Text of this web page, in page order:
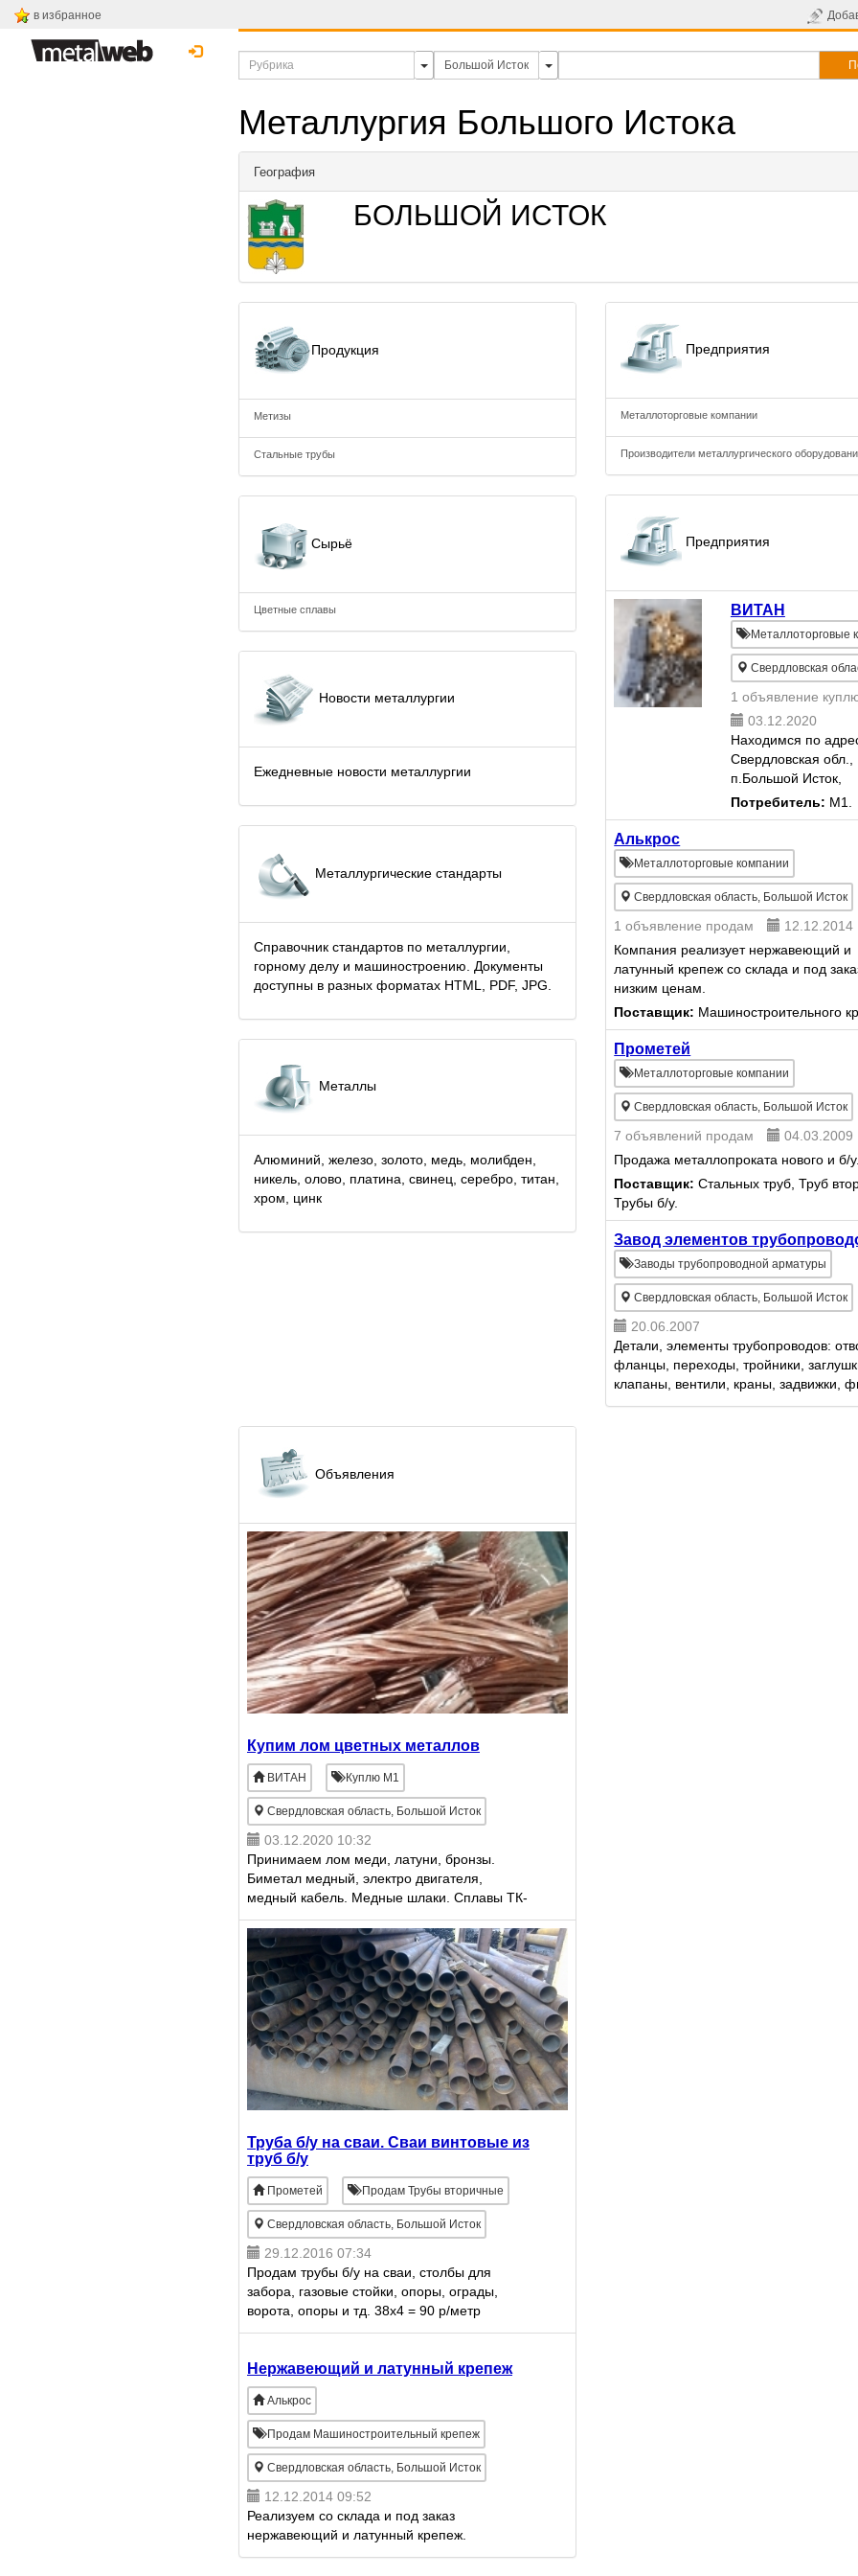
в избранное
Металлургия Большого Истока
География
БОЛЬШОЙ ИСТОК
Продукция
Метизы
Стальные трубы
Сырьё
Цветные сплавы
Новости металлургии
Ежедневные новости металлургии
Металлургические стандарты
Справочник стандартов по металлургии,
горному делу и машиностроению. Документы
доступны в разных форматах HTML, PDF, JPG.
Металлы
Алюминий, железо, золото, медь, молибден,
никель, олово, платина, свинец, серебро, титан,
хром, цинк
Предприятия
Металлоторговые компании
Производители металлургического
Предприятия
ВИТАН
Металлоторговые
Свердловская
1 объявление
03.12.2020
Находимся по
Свердловская обл.,
п.Большой Исток,
ул.Свердлова
Росспецсталь)
Биметал медный,
двигателя, медный
Медные шлаки.
Потребитель: М1.
Алькрос
Металлоторговые компании
Свердловская область, Большой Исток
1 объявление продам
12.12.2014
Компания реализует нержавеющий и
латунный крепеж со склада и под
низким ценам.
Поставщик: Машиностроительного
Прометей
Металлоторговые компании
Свердловская область, Большой Исток
7 объявлений продам
04.03.2009
Продажа металлопроката нового и б/у.
Поставщик: Стальных труб, Труб
Трубы б/у.
Завод элементов
Заводы трубопроводной арматуры
Свердловская область, Большой Исток
20.06.2007
Детали, элементы трубопроводов:
фланцы, переходы, тройники,
клапаны, вентили, краны, задвижки,
Нефтяное и газовое оборудование.
Объявления
Купим лом цветных металлов
ВИТАН Куплю М1
Свердловская область, Большой Исток
03.12.2020 10:32
Принимаем лом меди, латуни, бронзы.
Биметал медный, электро двигателя,
медный кабель. Медные шлаки. Сплавы ТК-
ВК, ВН, ВНЖ, Никель(Н1, НПА, гранула).
Высокие цены! Наличный и безналичный
расчёт. Нах
Труба б/у на сваи. Сваи винтовые из
труб б/у
Прометей Продам Трубы вторичные
Свердловская область, Большой Исток
29.12.2016 07:34
Продам трубы б/у на сваи, столбы для
забора, газовые стойки, опоры, ограды,
ворота, опоры и тд. 38х4 = 90 р/метр
***РЕЗКА В РАЗМЕР*** без обрези! 60х5 = 130
Нержавеющий и латунный крепеж
Алькрос
Продам Машиностроительный крепеж
Свердловская область, Большой Исток
12.12.2014 09:52
Реализуем со склада и под заказ
нержавеющий и латунный крепеж.